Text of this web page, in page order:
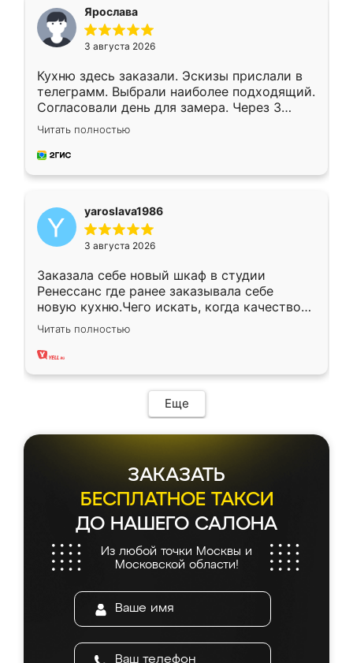
Ярослава
3 августа 2026
Кухню здесь заказали. Эскизы прислали в
телеграмм. Выбрали наиболее подходящий.
Согласовали день для замера. Через 3
недели кухня была уже готова. Остались
довольны работой. Спасибо Ренессанс
мебель за качественную работу!
Читать полностью
yaroslava1986
3 августа 2026
Заказала себе новый шкаф в студии
Ренессанс где ранее заказывала себе
новую кухню.Чего искать, когда качеством
вполне довольна. Служит кухня уже почти
два года, нареканий нет.
Читать полностью
Еще
ЗАКАЗАТЬ
БЕСПЛАТНОЕ ТАКСИ
ДО НАШЕГО САЛОНА
Из любой точки Москвы и
Московской области!